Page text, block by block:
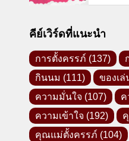
คีย์เวิร์ดที่แนะนำ
การตั้งครรภ์ (137)
กินนม (111) ของเล่
ความมั่นใจ (107) ค
ความเข้าใจ (192)
คุณแม่ตั้งครรภ์ (104)